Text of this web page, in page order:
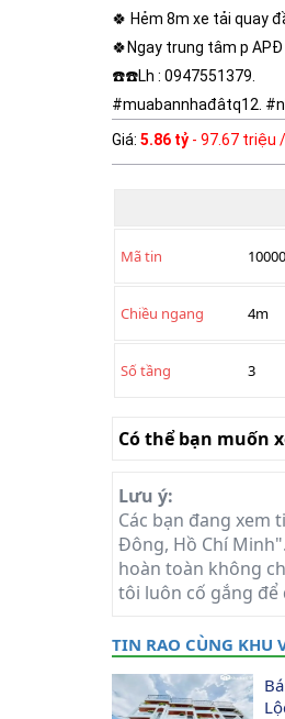
🍀 Hẻm 8m xe tải quay
🍀Ngay trung tâm p
☎️☎️Lh : 0947551379.
#muabannhađâtq12.
Giá: 5.86 tỷ - 97.67 triệu
Mã tin
Chiều ngang 4m
Số tầng 3
Có thể bạn muốn
Lưu ý:
Các bạn đang xem
Đông, Hồ Chí
hoàn toàn không
tôi luôn cố gắng để
TIN RAO CÙNG KHU